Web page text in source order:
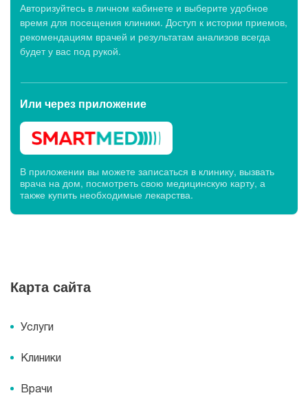
Авторизуйтесь в личном кабинете и выберите удобное
время для посещения клиники. Доступ к истории приемов,
рекомендациям врачей и результатам анализов всегда
будет у вас под рукой.
Или через приложение
В приложении вы можете записаться в клинику, вызвать
врача на дом, посмотреть свою медицинскую карту, а
также купить необходимые лекарства.
Карта сайта
Услуги
Клиники
Врачи